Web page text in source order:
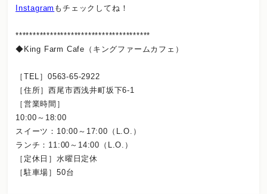
Instagram もチェックしてね！
***************************************
◆King Farm Cafe（キングファームカフェ）
［TEL］0563-65-2922
［住所］西尾市西浅井町坂下6-1
［営業時間］
10:00～18:00
スイーツ：10:00～17:00（L.O.）
ランチ：11:00～14:00（L.O.）
［定休日］水曜日定休
［駐車場］50台